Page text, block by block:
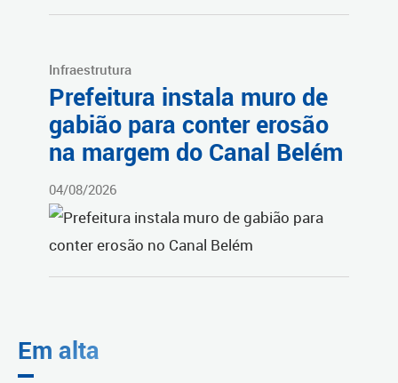
Infraestrutura
Prefeitura instala muro de
gabião para conter erosão
na margem do Canal Belém
04/08/2026
Em alta